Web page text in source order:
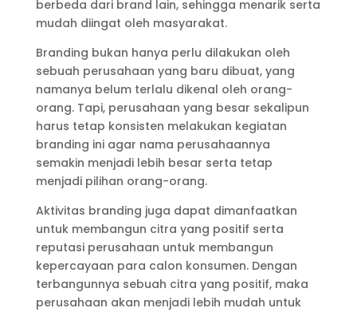
berbeda dari brand lain, sehingga menarik serta
mudah diingat oleh masyarakat.
Branding bukan hanya perlu dilakukan oleh
sebuah perusahaan yang baru dibuat, yang
namanya belum terlalu dikenal oleh orang-
orang. Tapi, perusahaan yang besar sekalipun
harus tetap konsisten melakukan kegiatan
branding ini agar nama perusahaannya
semakin menjadi lebih besar serta tetap
menjadi pilihan orang-orang.
Aktivitas branding juga dapat dimanfaatkan
untuk membangun citra yang positif serta
reputasi perusahaan untuk membangun
kepercayaan para calon konsumen. Dengan
terbangunnya sebuah citra yang positif, maka
perusahaan akan menjadi lebih mudah untuk